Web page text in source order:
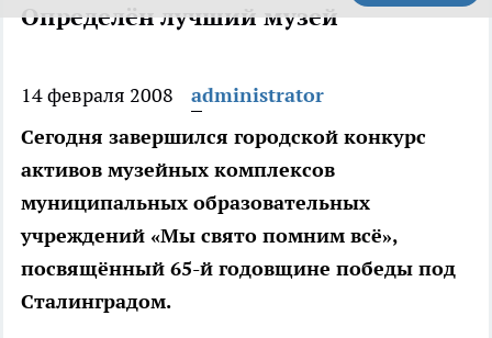
Определён лучший музей
14 февраля 2008
administrator
Сегодня завершился городской конкурс
активов музейных комплексов
муниципальных образовательных
учреждений «Мы свято помним всё»,
посвящённый 65-й годовщине победы под
Сталинградом.